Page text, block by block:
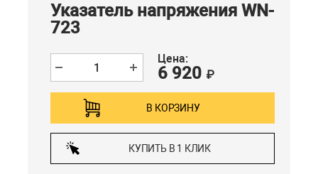
Указатель напряжения WN-
723
Цена:
6 920 ₽
В КОРЗИНУ
КУПИТЬ В 1 КЛИК